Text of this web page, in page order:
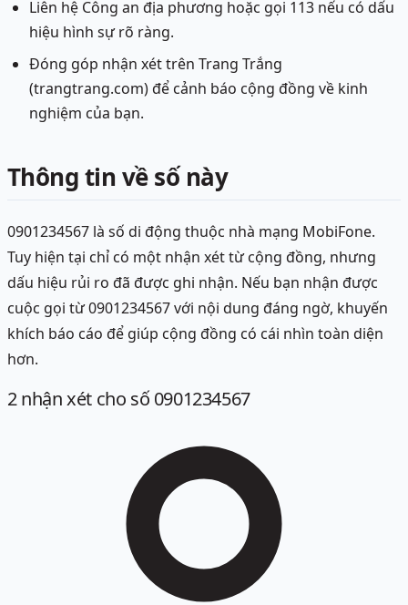
Liên hệ Công an địa phương hoặc gọi 113 nếu có dấu
hiệu hình sự rõ ràng.
Đóng góp nhận xét trên Trang Trắng
(trangtrang.com) để cảnh báo cộng đồng về kinh
nghiệm của bạn.
Thông tin về số này
0901234567 là số di động thuộc nhà mạng MobiFone.
Tuy hiện tại chỉ có một nhận xét từ cộng đồng, nhưng
dấu hiệu rủi ro đã được ghi nhận. Nếu bạn nhận được
cuộc gọi từ 0901234567 với nội dung đáng ngờ, khuyến
khích báo cáo để giúp cộng đồng có cái nhìn toàn diện
hơn.
2nhận xét cho số 0901234567